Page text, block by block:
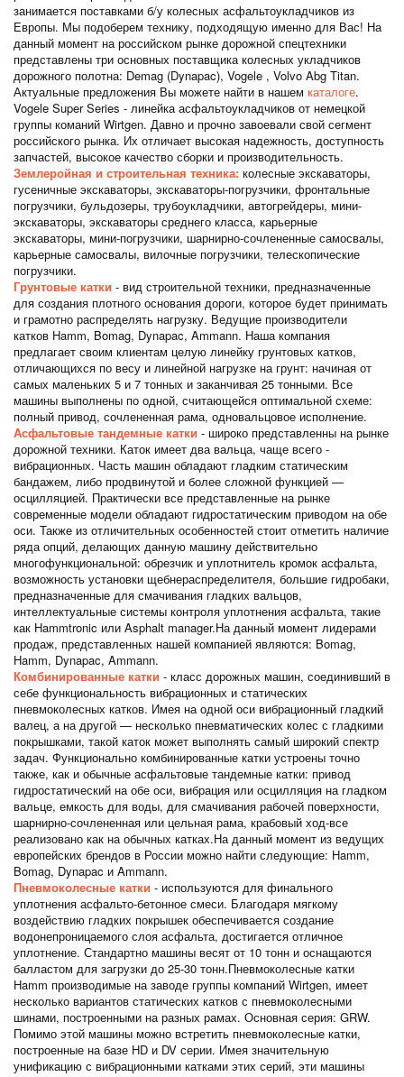
занимается поставками б/у колесных асфальтоукладчиков из
Европы. Мы подоберем технику, подходящую именно для Вас! На
данный момент на российском рынке дорожной спецтехники
представлены три основных поставщика колесных укладчиков
дорожного полотна: Demag (Dynapac), Vogele , Volvo Abg Titan.
Актуальные предложения Вы можете найти в нашем каталоге.
Vogele Super Series - линейка асфальтоукладчиков от немецкой
группы команий Wirtgen. Давно и прочно завоевали свой сегмент
российского рынка. Их отличает высокая надежность, доступность
запчастей, высокое качество сборки и производительность.
Землеройная и строительная техника: колесные экскаваторы,
гусеничные экскаваторы, экскаваторы-погрузчики, фронтальные
погрузчики, бульдозеры, трубоукладчики, автогрейдеры, мини-
экскаваторы, экскаваторы среднего класса, карьерные
экскаваторы, мини-погрузчики, шарнирно-сочлененные самосвалы,
карьерные самосвалы, вилочные погрузчики, телескопические
погрузчики.
Грунтовые катки - вид строительной техники, предназначенные
для создания плотного основания дороги, которое будет принимать
и грамотно распределять нагрузку. Ведущие производители
катков Hamm, Bomag, Dynapac, Ammann. Наша компания
предлагает своим клиентам целую линейку грунтовых катков,
отличающихся по весу и линейной нагрузке на грунт: начиная от
самых маленьких 5 и 7 тонных и заканчивая 25 тонными. Все
машины выполнены по одной, считающейся оптимальной схеме:
полный привод, сочлененная рама, одновальцовое исполнение.
Асфальтовые тандемные катки - широко представленны на рынке
дорожной техники. Каток имеет два вальца, чаще всего -
вибрационных. Часть машин обладают гладким статическим
бандажем, либо продвинутой и более сложной функцией —
осцилляцией. Практически все представленные на рынке
современные модели обладают гидростатическим приводом на обе
оси. Также из отличительных особенностей стоит отметить наличие
ряда опций, делающих данную машину действительно
многофункциональной: обрезчик и уплотнитель кромок асфальта,
возможность установки щебнераспределителя, большие гидробаки,
предназначенные для смачивания гладких вальцов,
интеллектуальные системы контроля уплотнения асфальта, такие
как Hammtronic или Asphalt manager.На данный момент лидерами
продаж, представленных нашей компанией являются: Bomag,
Hamm, Dynapac, Ammann.
Комбинированные катки - класс дорожных машин, соединивший в
себе функциональность вибрационных и статических
пневмоколесных катков. Имея на одной оси вибрационный гладкий
валец, а на другой — несколько пневматических колес с гладкими
покрышками, такой каток может выполнять самый широкий спектр
задач. Функционально комбинированные катки устроены точно
также, как и обычные асфальтовые тандемные катки: привод
гидростатический на обе оси, вибрация или осцилляция на гладком
вальце, емкость для воды, для смачивания рабочей поверхности,
шарнирно-сочлененная или цельная рама, крабовый ход-все
реализовано как на обычных катках.На данный момент из ведущих
европейских брендов в России можно найти следующие: Hamm,
Bomag, Dynapac и Ammann.
Пневмоколесные катки - используются для финального
уплотнения асфальто-бетонное смеси. Благодаря мягкому
воздействию гладких покрышек обеспечивается создание
водонепроницаемого слоя асфальта, достигается отличное
уплотнение. Стандартно машины весят от 10 тонн и оснащаются
балластом для загрузки до 25-30 тонн.Пневмоколесные катки
Hamm производимые на заводе группы компаний Wirtgen, имеет
несколько вариантов статических катков с пневмоколесными
шинами, построенными на разных рамах. Основная серия: GRW.
Помимо этой машины можно встретить пневмоколесные катки,
построенные на базе HD и DV серии. Имея значительную
унификацию с вибрационными катками этих серий, эти машины